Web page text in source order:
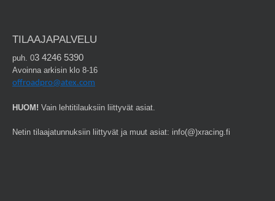
TILAAJAPALVELU
puh. 03 4246 5390
Avoinna arkisin klo 8-16
offroadpro@atex.com
HUOM! Vain lehtitilauksiin liittyvät asiat.
Netin tilaajatunnuksiin liittyvät ja muut asiat: info(@)xracing.fi